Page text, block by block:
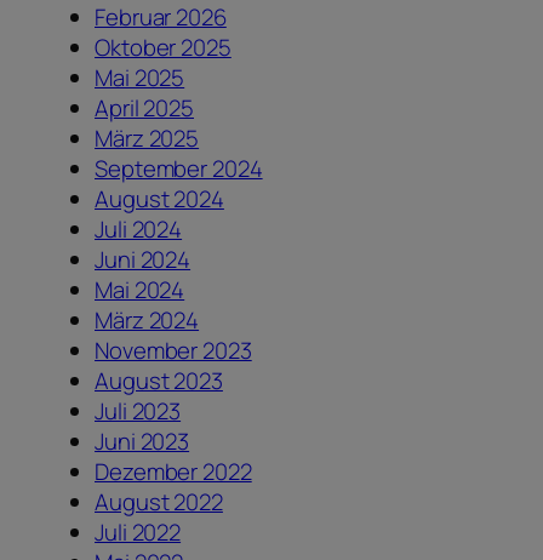
Februar 2026
Oktober 2025
Mai 2025
April 2025
März 2025
September 2024
August 2024
Juli 2024
Juni 2024
Mai 2024
März 2024
November 2023
August 2023
Juli 2023
Juni 2023
Dezember 2022
August 2022
Juli 2022